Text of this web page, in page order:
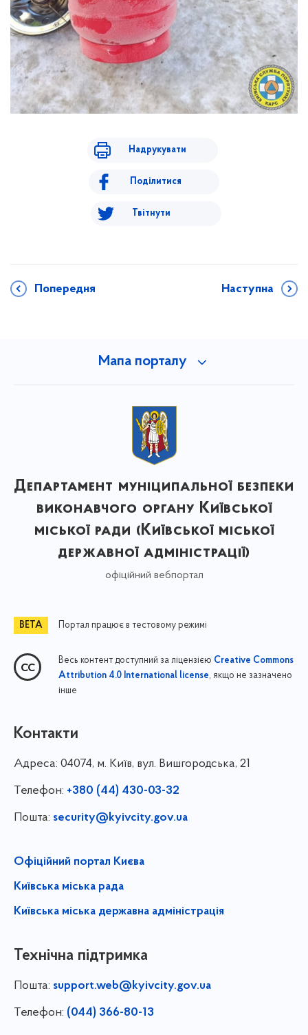
Надрукувати
Поділитися
Твітнути
Попередня Наступна
Мапа порталу
Департамент муніципальної безпеки
виконавчого органу Київської
міської ради (Київської міської
державної адміністрації)
офіційний вебпортал
Портал працює в тестовому режимі
Весь контент доступний за ліцензією Creative Commons
Attribution 4.0 International license, якщо не зазначено
інше
Контакти
Адреса: 04074, м. Київ, вул. Вишгородська, 21
Телефон: +380 (44) 430-03-32
Пошта: security@kyivcity.gov.ua
Офіційний портал Києва
Київська міська рада
Київська міська державна адміністрація
Технічна підтримка
Пошта: support.web@kyivcity.gov.ua
Телефон: (044) 366-80-13